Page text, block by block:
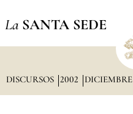
La SANTA SEDE
DISCURSOS 2002 DICIEMBRE